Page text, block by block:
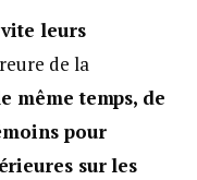
leurs
de la
même temps, de
pour
sur les